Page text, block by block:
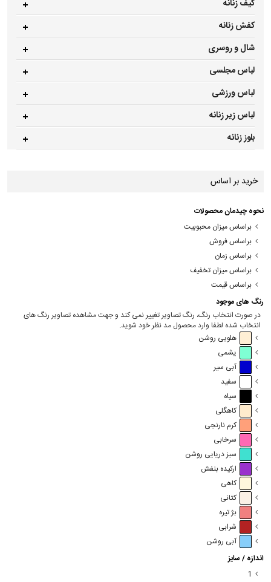
کیف زنانه
کفش زنانه
شال و روسری
لباس مجلسی
لباس ورزشی
لباس زیر زنانه
بلوز زنانه
خرید بر اساس
نحوه چیدمان محصولات
براساس میزان محبوبیت
براساس فروش
براساس زمان
براساس میزان تخفیف
براساس قیمت
رنگ های موجود
در صورت انتخاب رنگ، رنگ تصاویر تغییر نمی کند و جهت مشاهده تصاویر رنگ های
انتخاب شده لطفا وارد محصول مد نظر خود شوید.
هلویی روشن
یشمی
آبی سیر
سفید
سیاه
کاهگلی
کرم نارنجی
سرخابی
سبز دریایی روشن
ارکیده بنفش
کاهی
کتانی
بژ تیره
شرابی
آبی روشن
اندازه / سایز
1